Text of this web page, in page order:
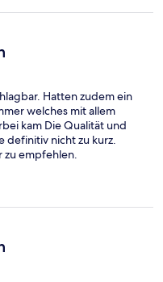
Hatten zudem ein
welches mit allem
kam Die Qualität und
definitiv nicht zu kurz.
zu empfehlen.